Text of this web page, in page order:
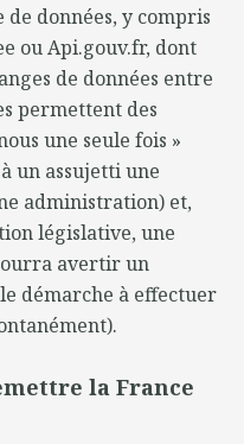
données, y compris
ou Api.gouv.fr, dont
de données entre
permettent des
une seule fois »
un assujetti une
administration) et,
législative, une
avertir un
démarche à effectuer
la France